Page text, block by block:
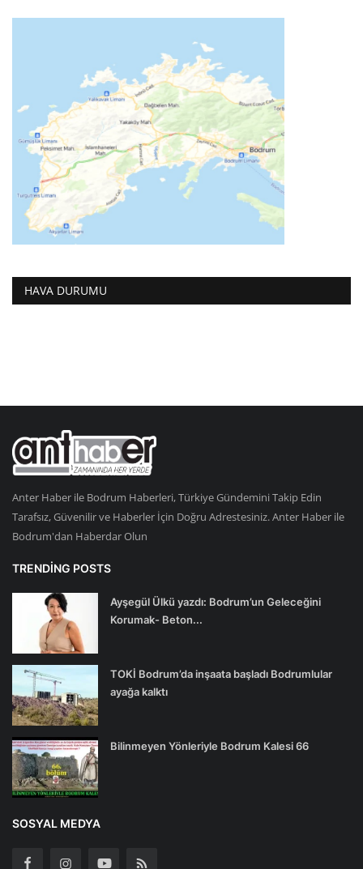
HAVA DURUMU
Anter Haber ile Bodrum Haberleri, Türkiye Gündemini Takip Edin
Tarafsız, Güvenilir ve Haberler İçin Doğru Adrestesiniz. Anter Haber ile
Bodrum'dan Haberdar Olun
TRENDING POSTS
Ayşegül Ülkü yazdı: Bodrum’un Geleceğini
Korumak- Beton...
TOKİ Bodrum’da inşaata başladı Bodrumlular
ayağa kalktı
Bilinmeyen Yönleriyle Bodrum Kalesi 66
SOSYAL MEDYA